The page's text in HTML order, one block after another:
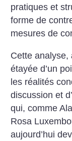
pratiques et
forme de
mesures de
Cette analyse,
étayée d’un
les réalités
discussion et
qui, comme
Rosa
aujourd’hui